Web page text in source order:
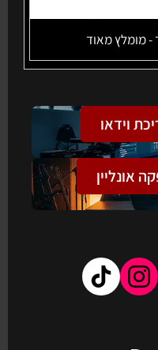
- מומלץ מאוד
וידאו
אונליין